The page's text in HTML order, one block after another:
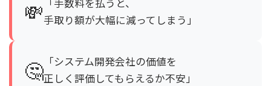
💸手取り額が大幅に減ってしまう」
🤔 「システム開発会社の価値を
正しく評価してもらえるか不安」